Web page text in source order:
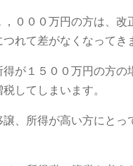
，０００万円の方は、
れて差がなくなってき
が１５００万円の方の
してしまいます。
、所得が高い方にとっ